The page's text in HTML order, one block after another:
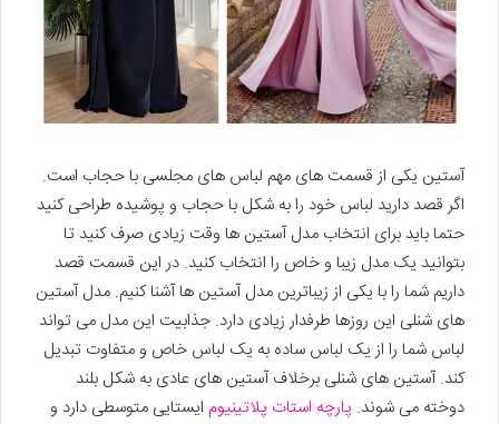
آستین یکی از قسمت های مهم لباس های مجلسی با حجاب است.
اگر قصد دارید لباس خود را به شکل با حجاب و پوشیده طراحی کنید
حتما باید برای انتخاب مدل آستین ها وقت زیادی صرف کنید تا
بتوانید یک مدل زیبا و خاص را انتخاب کنید. در این قسمت قصد
داریم شما را با یکی از زیباترین مدل آستین ها آشنا کنیم. مدل آستین
های شنلی این روزها طرفدار زیادی دارد. جذابیت این مدل می تواند
لباس شما را از یک لباس ساده به یک لباس خاص و متفاوت تبدیل
کند. آستین های شنلی برخلاف آستین های عادی به شکل بلند
دوخته می شوند. پارچه استات پلاتینیوم ایستایی متوسطی دارد و